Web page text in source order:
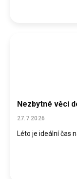
Nezbytné věci
27.7.2026
Léto je ideální čas